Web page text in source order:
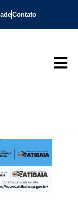
Contato